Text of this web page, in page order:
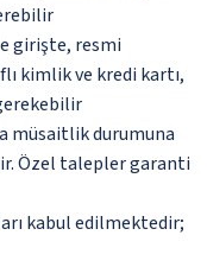
girişte, resmi
kimlik ve kredi kartı,
müsaitlik durumuna
Özel talepler garanti
kabul edilmektedir;